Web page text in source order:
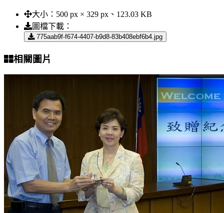
大小： 500 px × 329 px、123.03 KB
圖檔下載：
775aab9f-f674-4407-b9d8-83b408ebf6b4.jpg
相關圖片